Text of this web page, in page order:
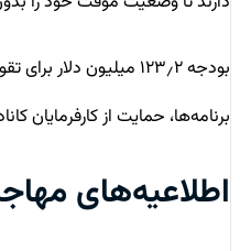
بودجه ۱۲۳٫۲ میلیون دلار برای تقویت مهاجرت فرانسوی زبان به کانادا
برنامه‌ها، حمایت از کارفرمایان
اطلاعیه‌های